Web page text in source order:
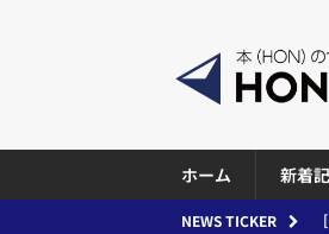
ホーム 新着
NEWS TICKER